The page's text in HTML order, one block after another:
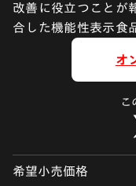
改善に役立つことが
合した機能性表示食
オ
こ
希望小売価格